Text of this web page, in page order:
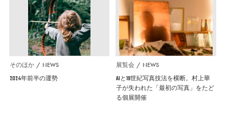
そのほか NEWS
2024年前半の運勢
展覧会 NEWS
AIと19世紀写真技法を横断。村上華
子が失われた「最初の写真」をたど
る個展開催